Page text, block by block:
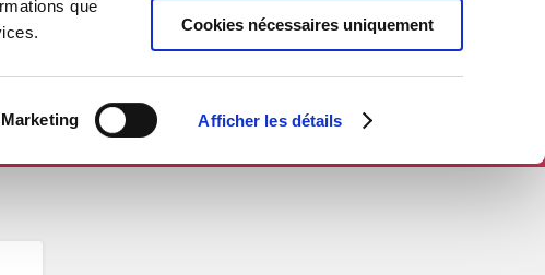
que
Marketing Afficher les détails
Cookies nécessaires uniquement
ALLER SUR THEBOOKEDITION.COM